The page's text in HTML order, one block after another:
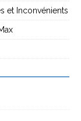
et Inconvénients